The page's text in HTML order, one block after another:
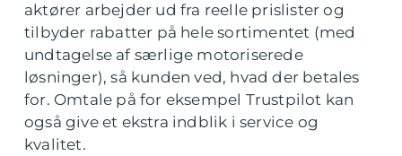
aktører arbejder ud fra reelle prislister og
tilbyder rabatter på hele sortimentet (med
undtagelse af særlige motoriserede
løsninger), så kunden ved, hvad der betales
for. Omtale på for eksempel Trustpilot kan
også give et ekstra indblik i service og
kvalitet.